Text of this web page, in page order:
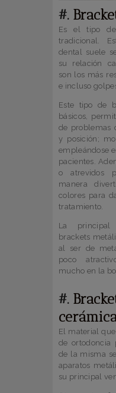
#.
Es el tipo
tradicional.
dental suele
su relación
son los más
e incluso
Este tipo de
básicos,
de problemas
y posición;
empleándose
pacientes.
o atrevidos
manera
colores para
tratamiento.
La
brackets
al ser de
poco
mucho en la
#.
El material
de ortodoncia
de la misma
aparatos
su principal